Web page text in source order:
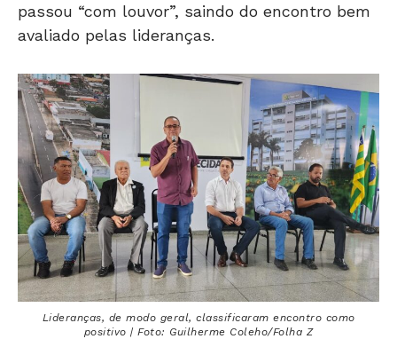
passou “com louvor”, saindo do encontro bem
avaliado pelas lideranças.
Lideranças, de modo geral, classificaram encontro como
positivo | Foto: Guilherme Coleho/Folha Z